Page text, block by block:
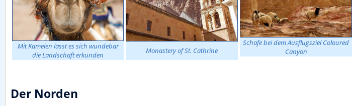
Mit Kamelen lässt es sich wundebar
die Landschaft erkunden
Monastery of St. Cathrine
Schafe bei dem Ausflugsziel Coloured
Canyon
Der Norden